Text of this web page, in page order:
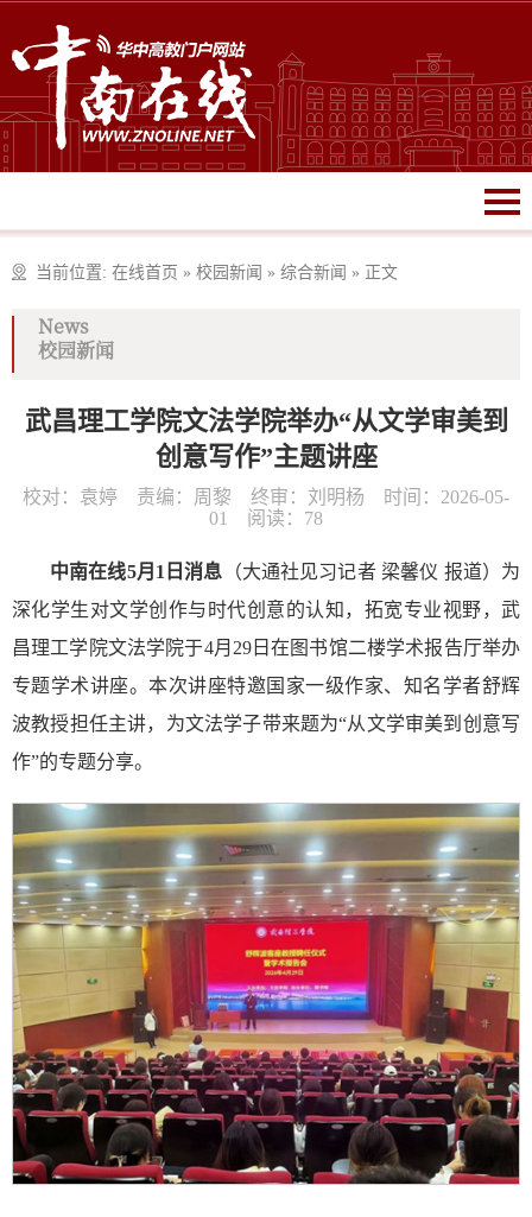
当前位置: 在线首页 » 校园新闻 » 综合新闻 » 正文
News
校园新闻
武昌理工学院文法学院举办“从文学审美到
创意写作”主题讲座
校对：袁婷 责编：周黎 终审：刘明杨 时间：2026-05-
01 阅读： 78
中南在线5月1日消息 （大通社见习记者 梁馨仪 报道）为
深化学生对文学创作与时代创意的认知，拓宽专业视野，武
昌理工学院文法学院于4月29日在图书馆二楼学术报告厅举办
专题学术讲座。本次讲座特邀国家一级作家、知名学者舒辉
波教授担任主讲，为文法学子带来题为“从文学审美到创意写
作”的专题分享。